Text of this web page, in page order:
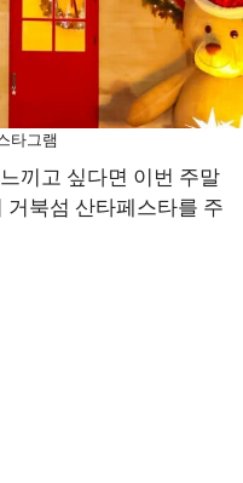
타그램
끼고 싶다면 이번 주말
북섬 산타페스타를 주